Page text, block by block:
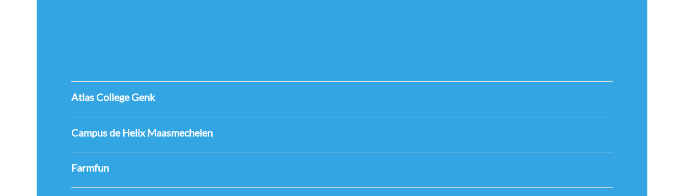
Atlas College Genk
Campus de Helix Maasmechelen
Farmfun